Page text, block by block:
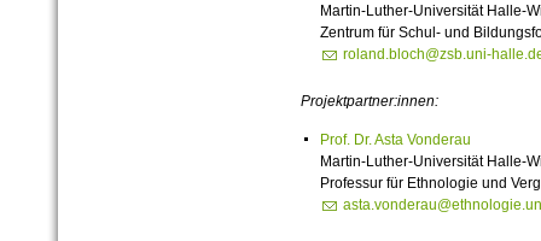
Martin-Luther-Universität Halle-
Zentrum für Schul- und
roland.bloch@zsb.uni-
Projektpartner:innen:
Prof. Dr. Asta Vonderau
Martin-Luther-Universität Halle-
Professur für Ethnologie und